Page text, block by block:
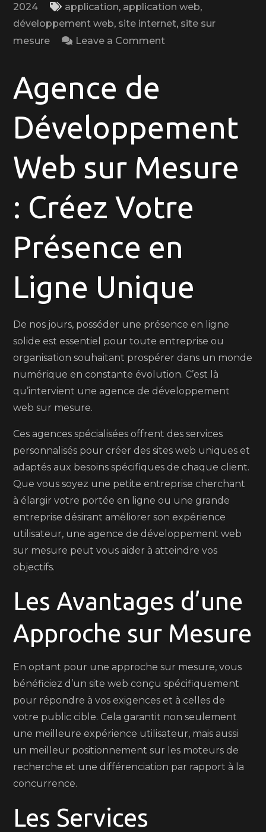
2024
application, application web,
développement web, site internet, site sur
mesure
Leave a Comment
Unique
avec
Agence
Développement
Web
sur
Mesure
Agence de
Développement
Web sur Mesure
: Créez Votre
Présence en
Ligne Unique
De nos jours, posséder une présence en ligne
solide est essentiel pour toute entreprise ou
organisation souhaitant prospérer dans un monde
numérique en constante évolution. C’est là
qu’intervient une agence de développement
web sur mesure.
Ces agences spécialisées offrent des services
personnalisés pour créer des sites web uniques et
adaptés aux besoins spécifiques de chaque client.
Que vous soyez une petite entreprise cherchant
à élargir votre portée en ligne ou une grande
entreprise désirant améliorer son expérience
utilisateur, une agence de développement web
sur mesure peut vous aider à atteindre vos
objectifs.
Les Avantages d’une
Approche sur Mesure
En optant pour une approche sur mesure, vous
bénéficiez d’un site web conçu spécifiquement
pour répondre à vos exigences et à celles de
votre public cible. Cela garantit non seulement
une meilleure expérience utilisateur, mais aussi
un meilleur positionnement sur les moteurs de
recherche et une différenciation par rapport à la
concurrence.
Les Services